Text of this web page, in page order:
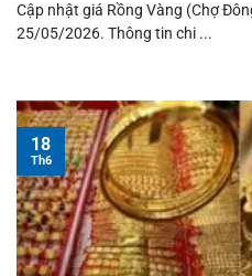
Cập nhật giá Rồng Vàng (Chợ
25/05/2026. Thông tin chi ...
18
Th6